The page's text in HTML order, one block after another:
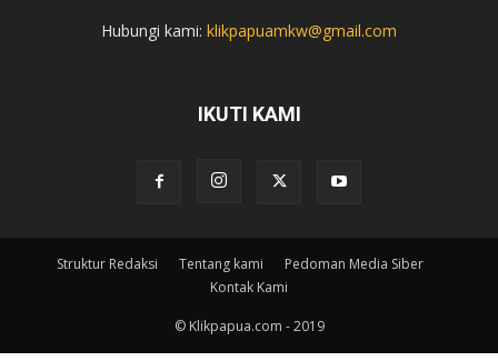
Hubungi kami: klikpapuamkw@gmail.com
IKUTI KAMI
Struktur Redaksi Tentang kami
Pedoman Media Siber
Kontak Kami
© Klikpapua.com - 2019